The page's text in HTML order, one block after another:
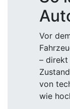
Vor
– direkt
von
wie